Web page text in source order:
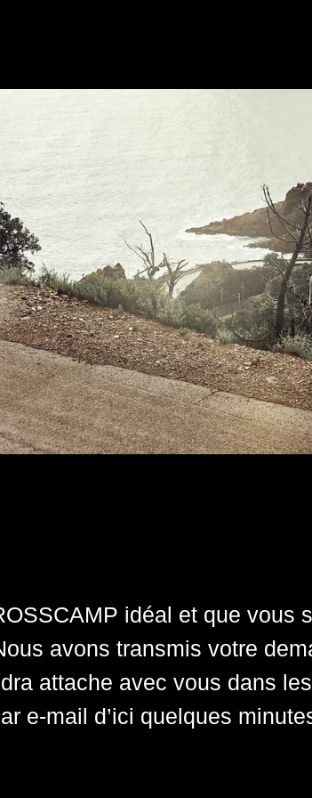
idéal et que vous
avons transmis votre
attache avec vous dans
e-mail d’ici quelques
idéal et que vous
avons transmis votre
attache avec vous dans
e-mail d’ici quelques